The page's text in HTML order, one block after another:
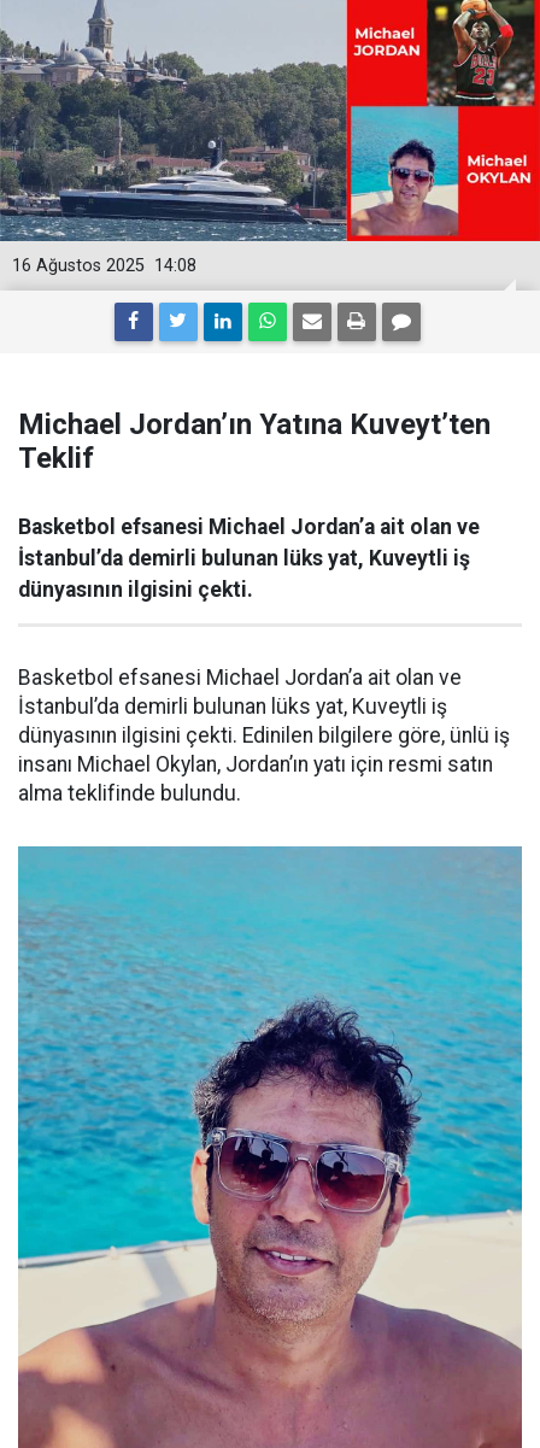
14:08
16 Ağustos 2025
Michael Jordan’ın Yatına Kuveyt’ten
Teklif
Basketbol efsanesi Michael Jordan’a ait olan ve
İstanbul’da demirli bulunan lüks yat, Kuveytli iş
dünyasının ilgisini çekti.
Basketbol efsanesi Michael Jordan’a ait olan ve
İstanbul’da demirli bulunan lüks yat, Kuveytli iş
dünyasının ilgisini çekti. Edinilen bilgilere göre, ünlü iş
insanı Michael Okylan, Jordan’ın yatı için resmi satın
alma teklifinde bulundu.